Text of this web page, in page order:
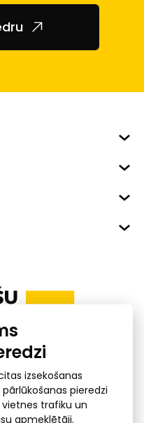
izsekošanas
pieredzi
trafiku un
apmeklētāji.